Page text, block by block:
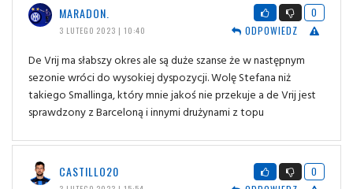
MARADON.
3 LUTEGO 2023 | 10:40
0
ODPOWIEDZ
De Vrij ma słabszy okres ale są duże szanse że w następnym
sezonie wróci do wysokiej dyspozycji. Wolę Stefana niż
takiego Smallinga, który mnie jakoś nie przekuje a de Vrij jest
sprawdzony z Barceloną i innymi drużynami z topu
CASTILLO20
0